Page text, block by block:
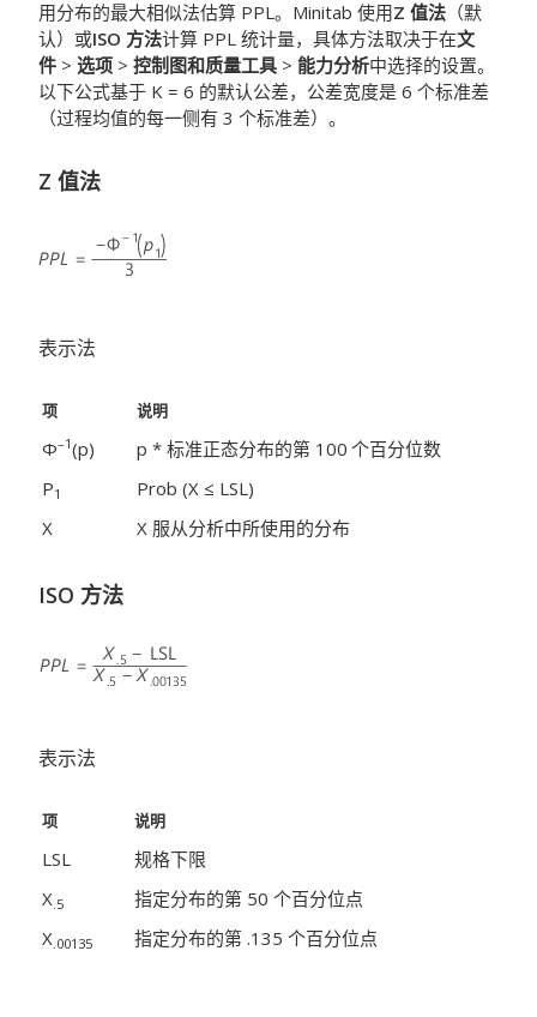
用分布的最大相似法估算 PPL。Minitab 使用Z 值法 （默
认）或ISO 方法计算 PPL 统计量，具体方法取决于在文
件 > 选项 > 控制图和质量工具 > 能力分析中选择的设置。
以下公式基于 K = 6 的默认公差，公差宽度是 6 个标准差
（过程均值的每一侧有 3 个标准差）。
Z 值法
表示法
项 说明
Φ–1(p) p * 标准正态分布的第 100 个百分位数
P1
Prob (X ≤ LSL)
X
X 服从分析中所使用的分布
ISO 方法
表示法
项 说明
LSL
规格下限
X .5 指定分布的第 50 个百分位点
X .00135 指定分布的第 .135 个百分位点